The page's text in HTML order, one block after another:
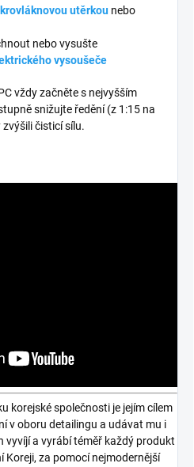
utěrkou nebo
nebo vysušte
vysoušeče
vždy začněte s nejvyšším
snižujte ředění (z 1:15 na
čisticí sílu.
korejské společnosti je jejím cílem
v oboru detailingu a udávat mu i
vyvíjí a vyrábí téměř každý produkt
za pomocí nejmodernější